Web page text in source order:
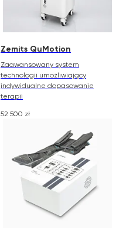
Zemits QuMotion
Zaawansowany system
technologii umożliwiający
indywidualne dopasowanie
terapii
52 500 zł